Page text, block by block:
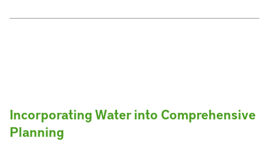
Incorporating Water into Comprehensive
Planning